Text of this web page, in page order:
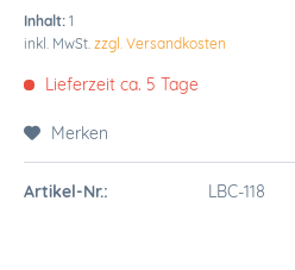
Inhalt: 1
inkl. MwSt. zzgl. Versandkosten
Lieferzeit ca. 5 Tage
Merken
Artikel-Nr.: LBC-118